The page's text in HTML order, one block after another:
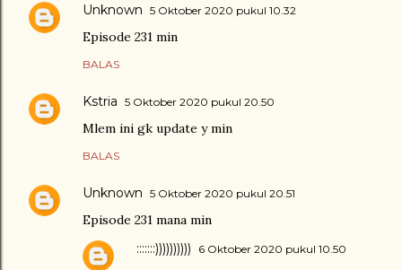
Unknown 5 Oktober 2020 pukul 10.32
Episode 231 min
BALAS
Kstria 5 Oktober 2020 pukul 20.50
Mlem ini gk update y min
BALAS
Unknown 5 Oktober 2020 pukul 20.51
Episode 231 mana min
:::::::)))))))))) 6 Oktober 2020 pukul 10.50